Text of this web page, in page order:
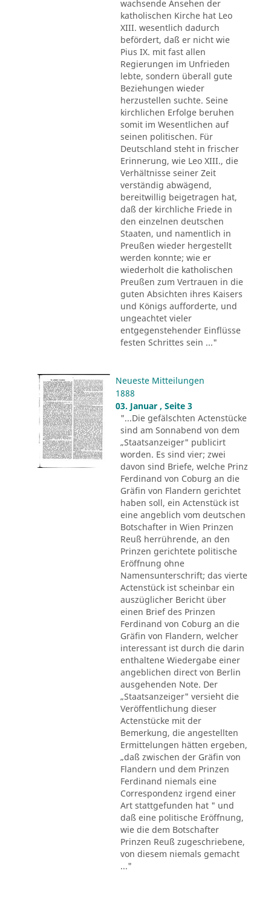
wachsende Ansehen der
katholischen Kirche hat Leo
XIII. wesentlich dadurch
befördert, daß er nicht wie
Pius IX. mit fast allen
Regierungen im Unfrieden
lebte, sondern überall gute
Beziehungen wieder
herzustellen suchte. Seine
kirchlichen Erfolge beruhen
somit im Wesentlichen auf
seinen politischen. Für
Deutschland steht in frischer
Erinnerung, wie Leo XIII., die
Verhältnisse seiner Zeit
verständig abwägend,
bereitwillig beigetragen hat,
daß der kirchliche Friede in
den einzelnen deutschen
Staaten, und namentlich in
Preußen wieder hergestellt
werden konnte; wie er
wiederholt die katholischen
Preußen zum Vertrauen in die
guten Absichten ihres Kaisers
und Königs aufforderte, und
ungeachtet vieler
entgegenstehender Einflüsse
festen Schrittes sein ..."
Neueste Mitteilungen
1888
03. Januar , Seite 3
"...Die gefälschten Actenstücke
sind am Sonnabend von dem
„Staatsanzeiger" publicirt
worden. Es sind vier; zwei
davon sind Briefe, welche Prinz
Ferdinand von Coburg an die
Gräfin von Flandern gerichtet
haben soll, ein Actenstück ist
eine angeblich vom deutschen
Botschafter in Wien Prinzen
Reuß herrührende, an den
Prinzen gerichtete politische
Eröffnung ohne
Namensunterschrift; das vierte
Actenstück ist scheinbar ein
auszüglicher Bericht über
einen Brief des Prinzen
Ferdinand von Coburg an die
Gräfin von Flandern, welcher
interessant ist durch die darin
enthaltene Wiedergabe einer
angeblichen direct von Berlin
ausgehenden Note. Der
„Staatsanzeiger" versieht die
Veröffentlichung dieser
Actenstücke mit der
Bemerkung, die angestellten
Ermittelungen hätten ergeben,
„daß zwischen der Gräfin von
Flandern und dem Prinzen
Ferdinand niemals eine
Correspondenz irgend einer
Art stattgefunden hat " und
daß eine politische Eröffnung,
wie die dem Botschafter
Prinzen Reuß zugeschriebene,
von diesem niemals gemacht
..."